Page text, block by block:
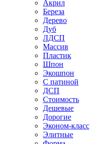
Акрил
Береза
Дерево
Дуб
ЛДСП
Массив
Пластик
Шпон
Экошпон
С патиной
ДСП
Стоимость
Дешевые
Дорогие
Эконом-класс
Элитные